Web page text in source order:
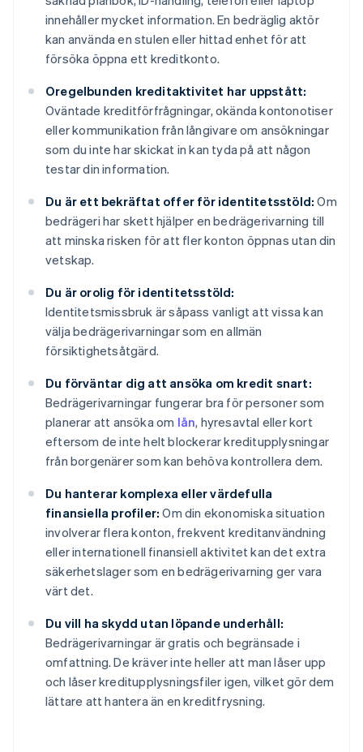
innehåller mycket information. En bedräglig aktör
kan använda en stulen eller hittad enhet för att
försöka öppna ett kreditkonto.
Oregelbunden kreditaktivitet har uppstått:
Oväntade kreditförfrågningar, okända kontonotiser
eller kommunikation från långivare om ansökningar
som du inte har skickat in kan tyda på att någon
testar din information.
Du är ett bekräftat offer för identitetsstöld: Om
bedrägeri har skett hjälper en bedrägerivarning till
att minska risken för att fler konton öppnas utan din
vetskap.
Du är orolig för identitetsstöld:
Identitetsmissbruk är såpass vanligt att vissa kan
välja bedrägerivarningar som en allmän
försiktighetsåtgärd.
Du förväntar dig att ansöka om kredit snart:
Bedrägerivarningar fungerar bra för personer som
planerar att ansöka om lån, hyresavtal eller kort
eftersom de inte helt blockerar kreditupplysningar
från borgenärer som kan behöva kontrollera dem.
Du hanterar komplexa eller värdefulla
finansiella profiler: Om din ekonomiska situation
involverar flera konton, frekvent kreditanvändning
eller internationell finansiell aktivitet kan det extra
säkerhetslager som en bedrägerivarning ger vara
värt det.
Du vill ha skydd utan löpande underhåll:
Bedrägerivarningar är gratis och begränsade i
omfattning. De kräver inte heller att man låser upp
och låser kreditupplysningsfiler igen, vilket gör dem
lättare att hantera än en kreditfrysning.